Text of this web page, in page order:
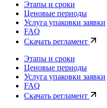
Этапы и сроки
Ценовые периоды
Услуга упаковки заявки
FAQ
Скачать регламент
Этапы и сроки
Ценовые периоды
Услуга упаковки заявки
FAQ
Скачать регламент